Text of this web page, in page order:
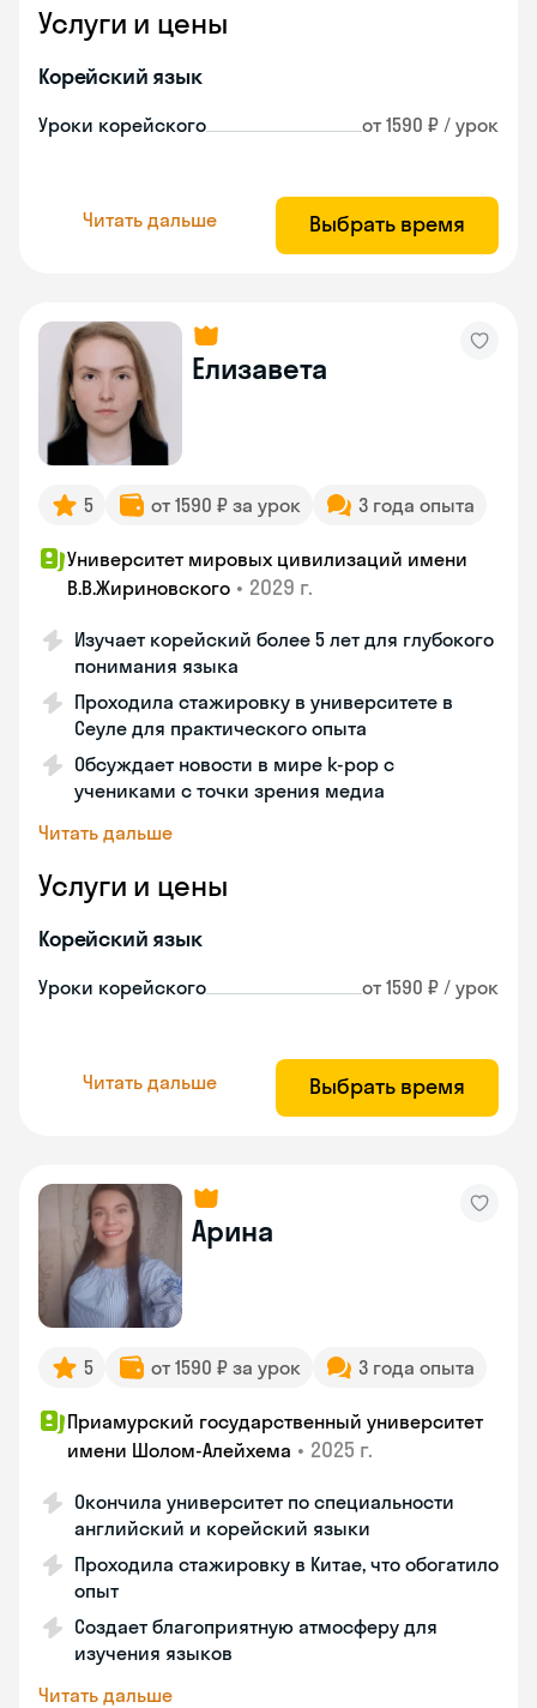
Услуги и цены
Корейский язык
Уроки корейского от 1590 ₽ / урок
Читать дальше Выбрать время
Елизавета
5 от 1590 ₽ за урок 3 года опыта
Университет мировых цивилизаций имени
В.В.Жириновского • 2029 г.
Изучает корейский более 5 лет для глубокого
понимания языка
Проходила стажировку в университете в
Сеуле для практического опыта
Обсуждает новости в мире k-pop с
учениками с точки зрения медиа
Читать дальше
Услуги и цены
Корейский язык
Уроки корейского от 1590 ₽ / урок
Читать дальше Выбрать время
Арина
5 от 1590 ₽ за урок 3 года опыта
Приамурский государственный университет
имени Шолом-Алейхема • 2025 г.
Окончила университет по специальности
английский и корейский языки
Проходила стажировку в Китае, что обогатило
опыт
Создает благоприятную атмосферу для
изучения языков
Читать дальше